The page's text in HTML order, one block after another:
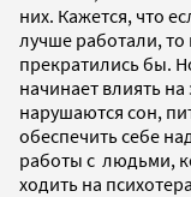
них. Кажется, что
лучше работали, то
прекратились бы.
начинает влиять
нарушаются сон,
обеспечить себе
работы с людьми,
ходить на